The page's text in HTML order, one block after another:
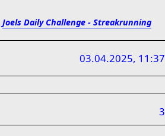
Joels Daily Challenge - Streakrunning
03.04.2025, 11:37
3